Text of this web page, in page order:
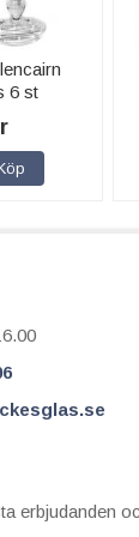
6 st
erbjudanden